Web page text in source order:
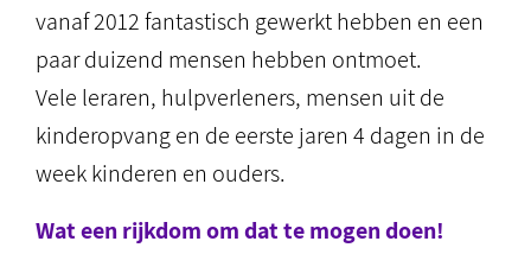
vanaf 2012 fantastisch gewerkt hebben en een
paar duizend mensen hebben ontmoet.
Vele leraren, hulpverleners, mensen uit de
kinderopvang en de eerste jaren 4 dagen in de
week kinderen en ouders.
Wat een rijkdom om dat te mogen doen!